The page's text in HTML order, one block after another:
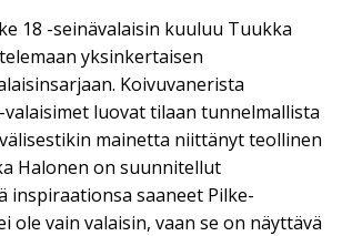
18 -seinävalaisin kuuluu Tuukka
yksinkertaisen
Koivuvanerista
luovat tilaan tunnelmallista
mainetta niittänyt teollinen
Halonen on suunnitellut
inspiraationsa saaneet Pilke-
ole vain valaisin, vaan se on näyttävä